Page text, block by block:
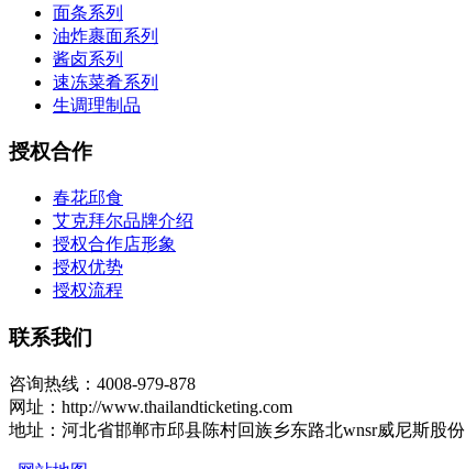
面条系列
油炸裹面系列
酱卤系列
速冻菜肴系列
生调理制品
授权合作
春花邱食
艾克拜尔品牌介绍
授权合作店形象
授权优势
授权流程
联系我们
咨询热线：4008-979-878
网址：http://www.thailandticketing.com
地址：河北省邯郸市邱县陈村回族乡东路北wnsr威尼斯股份